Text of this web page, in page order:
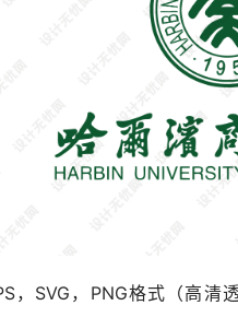
，SVG，PNG格式（高清